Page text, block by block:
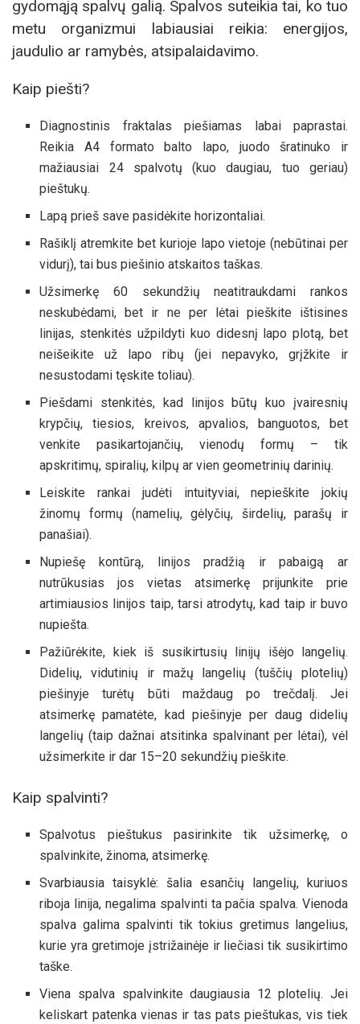
gydomąją spalvų galią. Spalvos suteikia tai, ko tuo
metu organizmui labiausiai reikia: energijos,
jaudulio ar ramybės, atsipalaidavimo.
Kaip piešti?
Diagnostinis fraktalas piešiamas labai paprastai.
Reikia A4 formato balto lapo, juodo šratinuko ir
mažiausiai 24 spalvotų (kuo daugiau, tuo geriau)
pieštukų.
Lapą prieš save pasidėkite horizontaliai.
Rašiklį atremkite bet kurioje lapo vietoje (nebūtinai per
vidurį), tai bus piešinio atskaitos taškas.
Užsimerkę 60 sekundžių neatitraukdami rankos
neskubėdami, bet ir ne per lėtai pieškite ištisines
linijas, stenkitės užpildyti kuo didesnį lapo plotą, bet
neišeikite už lapo ribų (jei nepavyko, grįžkite ir
nesustodami tęskite toliau).
Piešdami stenkitės, kad linijos būtų kuo įvairesnių
krypčių, tiesios, kreivos, apvalios, banguotos, bet
venkite pasikartojančių, vienodų formų – tik
apskritimų, spiralių, kilpų ar vien geometrinių darinių.
Leiskite rankai judėti intuityviai, nepieškite jokių
žinomų formų (namelių, gėlyčių, širdelių, parašų ir
panašiai).
Nupiešę kontūrą, linijos pradžią ir pabaigą ar
nutrūkusias jos vietas atsimerkę prijunkite prie
artimiausios linijos taip, tarsi atrodytų, kad taip ir buvo
nupiešta.
Pažiūrėkite, kiek iš susikirtusių linijų išėjo langelių.
Didelių, vidutinių ir mažų langelių (tuščių plotelių)
piešinyje turėtų būti maždaug po trečdalį. Jei
atsimerkę pamatėte, kad piešinyje per daug didelių
langelių (taip dažnai atsitinka spalvinant per lėtai), vėl
užsimerkite ir dar 15–20 sekundžių pieškite.
Kaip spalvinti?
Spalvotus pieštukus pasirinkite tik užsimerkę, o
spalvinkite, žinoma, atsimerkę.
Svarbiausia taisyklė: šalia esančių langelių, kuriuos
riboja linija, negalima spalvinti ta pačia spalva. Vienoda
spalva galima spalvinti tik tokius gretimus langelius,
kurie yra gretimoje įstrižainėje ir liečiasi tik susikirtimo
taške.
Viena spalva spalvinkite daugiausia 12 plotelių. Jei
keliskart patenka vienas ir tas pats pieštukas, vis tiek